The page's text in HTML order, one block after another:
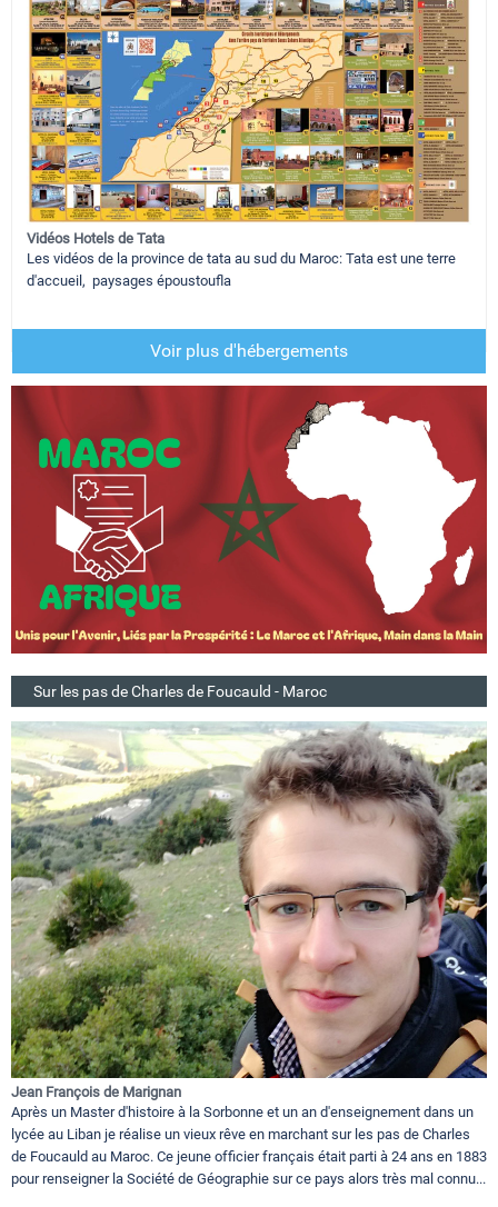
Vidéos Hotels de Tata
Les vidéos de la province de tata au sud du Maroc: Tata est une terre
d'accueil, paysages époustoufla
Voir plus d'hébergements
Sur les pas de Charles de Foucauld - Maroc
Jean François de Marignan
Après un Master d'histoire à la Sorbonne et un an d'enseignement dans un
lycée au Liban je réalise un vieux rêve en marchant sur les pas de Charles
de Foucauld au Maroc. Ce jeune officier français était parti à 24 ans en 1883
pour renseigner la Société de Géographie sur ce pays alors très mal connu...